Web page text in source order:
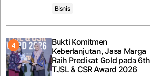
Bisnis
Bukti Komitmen
Keberlanjutan, Jasa Marga
Raih Predikat Gold pada 6th
TJSL & CSR Award 2026